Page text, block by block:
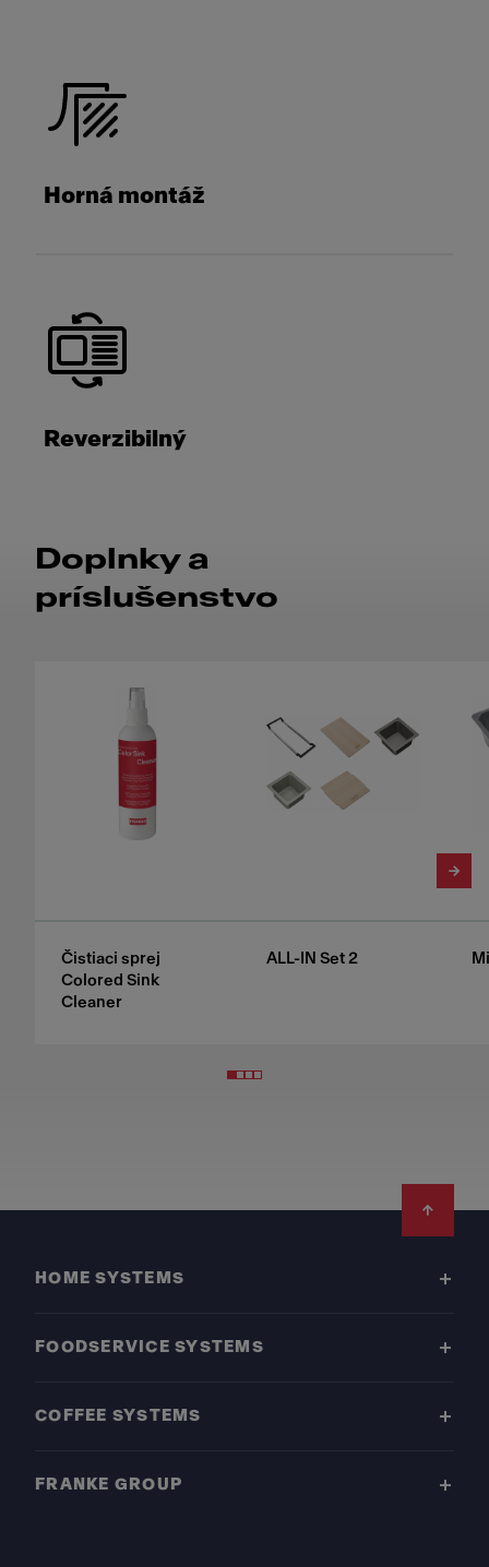
Horná montáž
Reverzibilný
Doplnky a
príslušenstvo
Čistiaci sprej
Colored Sink
Cleaner
ALL-IN Set 2
HOME SYSTEMS
FOODSERVICE SYSTEMS
COFFEE SYSTEMS
FRANKE GROUP